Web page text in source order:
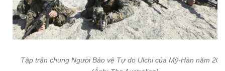
Tập trận chung Người Bảo vệ Tự do Ulchi của Mỹ-Hàn năm